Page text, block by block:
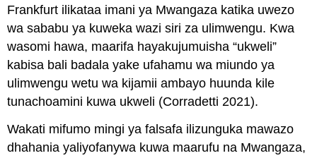
Frankfurt ilikataa imani ya Mwangaza katika uwezo
wa sababu ya kuweka wazi siri za ulimwengu. Kwa
wasomi hawa, maarifa hayakujumuisha “ukweli”
kabisa bali badala yake ufahamu wa miundo ya
ulimwengu wetu wa kijamii ambayo huunda kile
tunachoamini kuwa ukweli (Corradetti 2021).
Wakati mifumo mingi ya falsafa ilizunguka mawazo
dhahania yaliyofanywa kuwa maarufu na Mwangaza,